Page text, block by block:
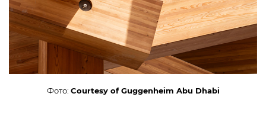
Фото: Courtesy of Guggenheim Abu Dhabi